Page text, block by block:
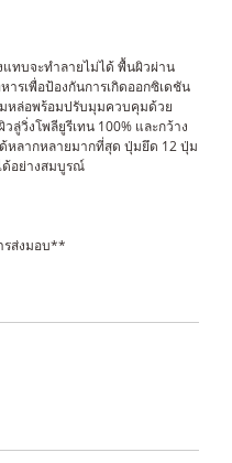
แทบจะทำลายไม่ได้ พื้นผิวผ่าน
รเพื่อป้องกันการเกิดออกซิเดชัน
หล่อพร้อมปรับมุมควบคุมด้วย
วิ่งโพลียูรีเทน 100% และกว้าง
หลากหลายมากที่สุด ปุ่มยึด 12 ปุ่ม
ด้อย่างสมบูรณ์
รส่งมอบ**